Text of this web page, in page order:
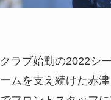
クラブ始動の2022シ
ームを支え続けた赤